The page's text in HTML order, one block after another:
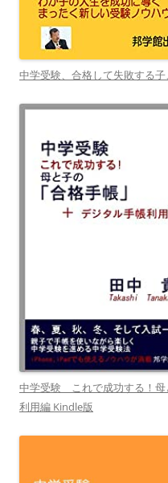
中学受験、合格して失敗する
中学受験 これで成功する！母
利用編 Kindle版